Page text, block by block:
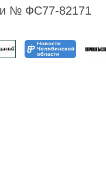
№ ФС77-82171